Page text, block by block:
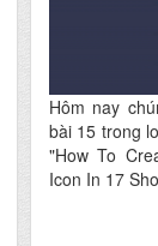
Hôm nay
bài 15 trong
"How To
Icon In 17